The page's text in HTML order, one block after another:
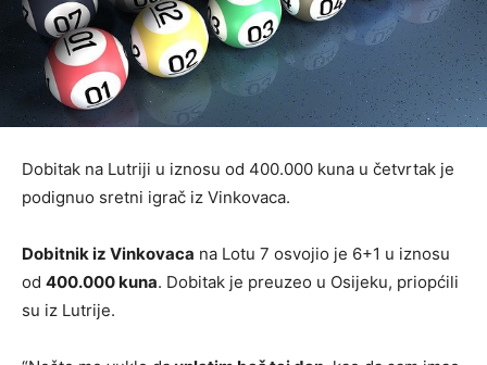
Dobitak na Lutriji u iznosu od 400.000 kuna u četvrtak je
podignuo sretni igrač iz Vinkovaca.
Dobitnik iz Vinkovaca na Lotu 7 osvojio je 6+1 u iznosu
od 400.000 kuna. Dobitak je preuzeo u Osijeku, priopćili
su iz Lutrije.